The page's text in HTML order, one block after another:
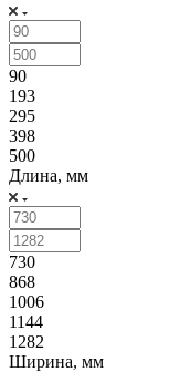
90
193
295
398
500
Длина, мм
730
868
1006
1144
1282
Ширина, мм